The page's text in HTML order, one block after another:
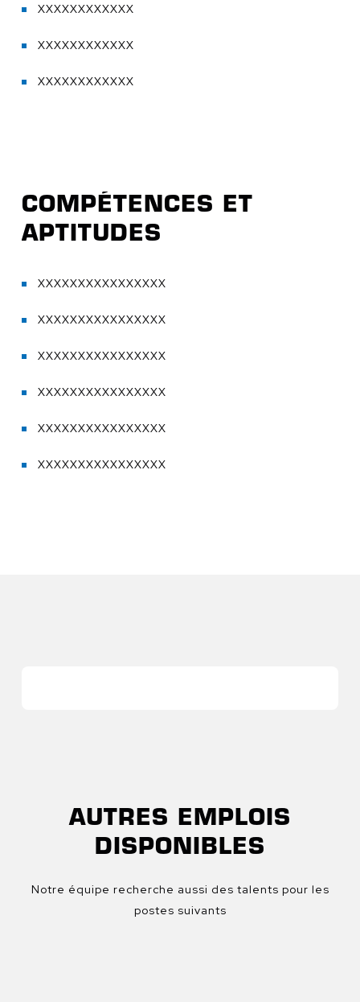
XXXXXXXXXXXX
XXXXXXXXXXXX
XXXXXXXXXXXX
COMPÉTENCES ET
APTITUDES
XXXXXXXXXXXXXXXX
XXXXXXXXXXXXXXXX
XXXXXXXXXXXXXXXX
XXXXXXXXXXXXXXXX
XXXXXXXXXXXXXXXX
XXXXXXXXXXXXXXXX
AUTRES EMPLOIS
DISPONIBLES
Notre équipe recherche aussi des talents pour les
postes suivants